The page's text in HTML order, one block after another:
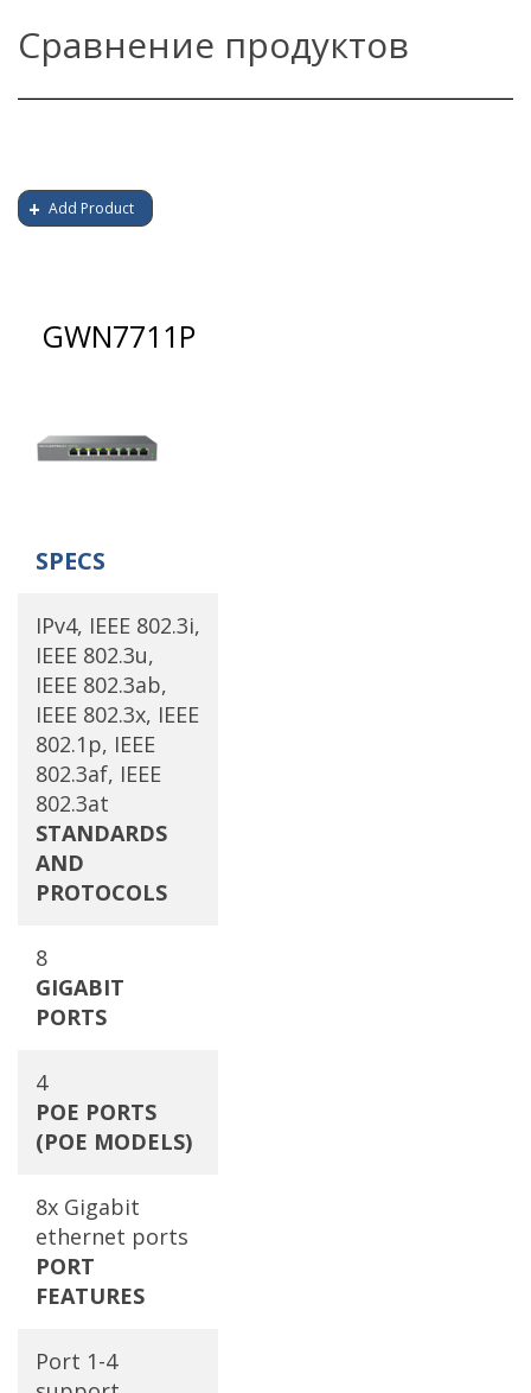
Сравнение продуктов
Add Product
GWN7711P
SPECS
STANDARDS
AND
PROTOCOLS
IPv4, IEEE 802.3i,
IEEE 802.3u,
IEEE 802.3ab,
IEEE 802.3x, IEEE
802.1p, IEEE
802.3af, IEEE
802.3at
GIGABIT
PORTS
8
POE PORTS
(POE MODELS)
4
PORT
FEATURES
8x Gigabit
ethernet ports
Port 1-4